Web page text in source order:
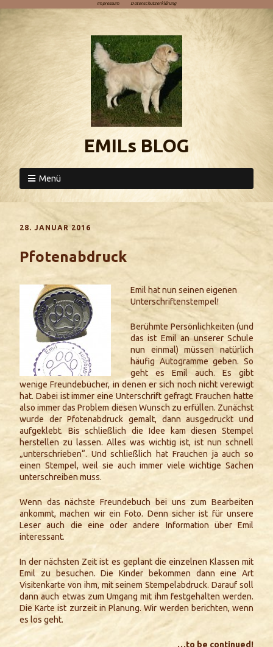
Impressum Datenschutzerklärung
EMILs BLOG
Menü
28. JANUAR 2016
Pfotenabdruck
Emil hat nun seinen eigenen
Unterschriftenstempel!
Berühmte Persönlichkeiten (und
das ist Emil an unserer Schule
nun einmal) müssen natürlich
häufig Autogramme geben. So
geht es Emil auch. Es gibt
wenige Freundebücher, in denen er sich noch nicht verewigt
hat. Dabei ist immer eine Unterschrift gefragt. Frauchen hatte
also immer das Problem diesen Wunsch zu erfüllen. Zunächst
wurde der Pfotenabdruck gemalt, dann ausgedruckt und
aufgeklebt. Bis schließlich die Idee kam diesen Stempel
herstellen zu lassen. Alles was wichtig ist, ist nun schnell
„unterschrieben“. Und schließlich hat Frauchen ja auch so
einen Stempel, weil sie auch immer viele wichtige Sachen
unterschreiben muss.
Wenn das nächste Freundebuch bei uns zum Bearbeiten
ankommt, machen wir ein Foto. Denn sicher ist für unsere
Leser auch die eine oder andere Information über Emil
interessant.
In der nächsten Zeit ist es geplant die einzelnen Klassen mit
Emil zu besuchen. Die Kinder bekommen dann eine Art
Visitenkarte von ihm, mit seinem Stempelabdruck. Darauf soll
dann auch etwas zum Umgang mit ihm festgehalten werden.
Die Karte ist zurzeit in Planung. Wir werden berichten, wenn
es los geht.
…to be continued!